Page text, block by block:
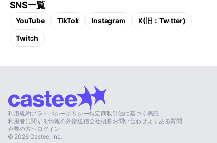
SNS一覧
YouTube TikTok Instagram X(旧：Twitter)
Twitch
利用規約プライバシーポリシー特定商取引法に基づく表記
利用者に関する情報の外部送信会社概要お問い合わせ よくある質問
企業の方へログイン
© 2026 Castee, Inc.